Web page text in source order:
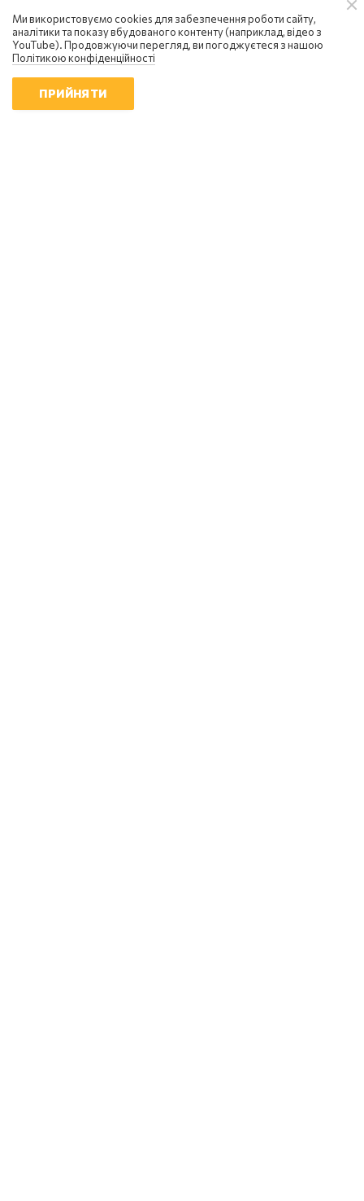
Ми використовуємо cookies для забезпечення роботи сайту,
аналітики та показу вбудованого контенту (наприклад, відео з
YouTube). Продовжуючи перегляд, ви погоджуєтеся з нашою
Політикою конфіденційності
ПРИЙНЯТИ